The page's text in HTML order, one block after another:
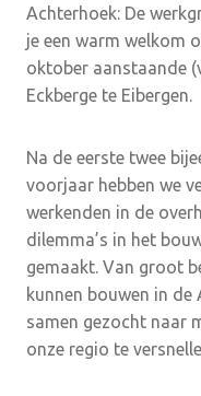
Achterhoek: De
je een warm welkom
oktober aanstaande
Eckberge te Eibergen.
Na de eerste twee
voorjaar hebben we
werkenden in de
dilemma’s in het
gemaakt. Van groot
kunnen bouwen in de
samen gezocht naar
onze regio te